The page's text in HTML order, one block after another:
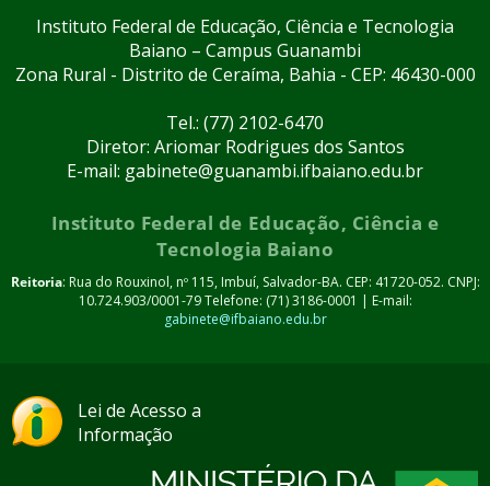
Instituto Federal de Educação, Ciência e Tecnologia
Baiano – Campus Guanambi
Zona Rural - Distrito de Ceraíma, Bahia - CEP: 46430-000
Tel.: (77) 2102-6470
Diretor: Ariomar Rodrigues dos Santos
E-mail: gabinete@guanambi.ifbaiano.edu.br
Instituto Federal de Educação, Ciência e
Tecnologia Baiano
Reitoria: Rua do Rouxinol, nº 115, Imbuí, Salvador-BA. CEP: 41720-052. CNPJ:
10.724.903/0001-79 Telefone: (71) 3186-0001 | E-mail:
gabinete@ifbaiano.edu.br
Lei de Acesso a
Informação